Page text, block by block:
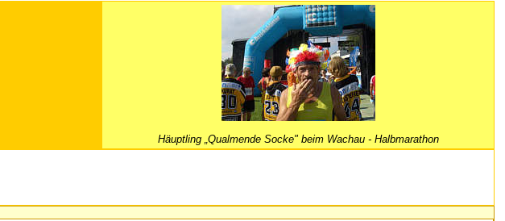
Häuptling „Qualmende Socke" beim Wachau - Halbmarathon